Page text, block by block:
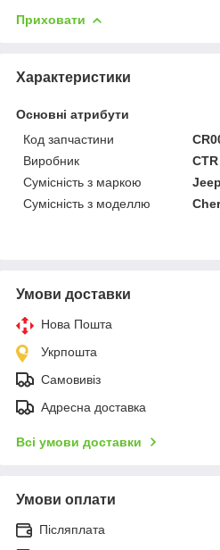
Приховати
Характеристики
Основні атрибути
Код запчастини
Виробник
CTR
Сумісність з маркою
Jeep
Сумісність з моделлю
Умови доставки
Нова Пошта
Укрпошта
Самовивіз
Адресна доставка
Всі умови доставки
Умови оплати
Післяплата